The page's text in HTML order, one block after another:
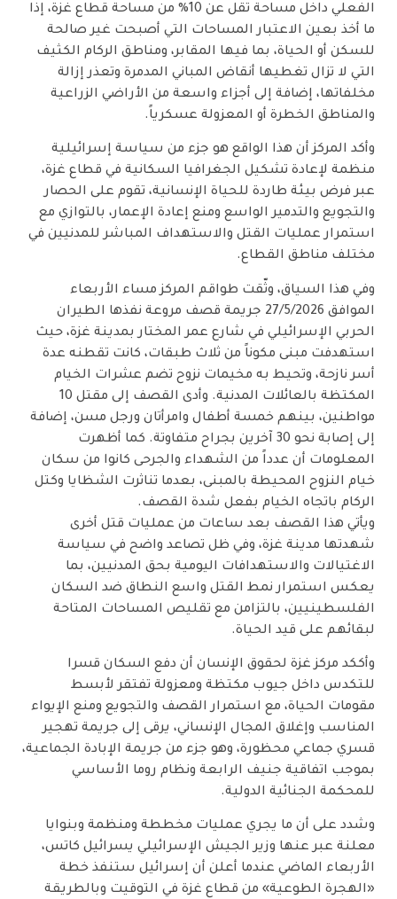
الفعلي داخل مساحة تقل عن 10% من مساحة قطاع غزة، إذا
ما أخذ بعين الاعتبار المساحات التي أصبحت غير صالحة
للسكن أو الحياة، بما فيها المقابر، ومناطق الركام الكثيف
التي لا تزال تغطيها أنقاض المباني المدمرة وتعذر إزالة
مخلفاتها، إضافة إلى أجزاء واسعة من الأراضي الزراعية
والمناطق الخطرة أو المعزولة عسكرياً.
وأكد المركز أن هذا الواقع هو جزء من سياسة إسرائيلية
منظمة لإعادة تشكيل الجغرافيا السكانية في قطاع غزة،
عبر فرض بيئة طاردة للحياة الإنسانية، تقوم على الحصار
والتجويع والتدمير الواسع ومنع إعادة الإعمار، بالتوازي مع
استمرار عمليات القتل والاستهداف المباشر للمدنيين في
مختلف مناطق القطاع.
وفي هذا السياق، وثّقت طواقم المركز مساء الأربعاء
الموافق 27/5/2026 جريمة قصف مروعة نفذها الطيران
الحربي الإسرائيلي في شارع عمر المختار بمدينة غزة، حيث
استهدفت مبنى مكوناً من ثلاث طبقات، كانت تقطنه عدة
أسر نازحة، وتحيط به مخيمات نزوح تضم عشرات الخيام
المكتظة بالعائلات المدنية. وأدى القصف إلى مقتل 10
مواطنين، بينهم خمسة أطفال وامرأتان ورجل مسن، إضافة
إلى إصابة نحو 30 آخرين بجراح متفاوتة. كما أظهرت
المعلومات أن عدداً من الشهداء والجرحى كانوا من سكان
خيام النزوح المحيطة بالمبنى، بعدما تناثرت الشظايا وكتل
الركام باتجاه الخيام بفعل شدة القصف.
ويأتي هذا القصف بعد ساعات من عمليات قتل أخرى
شهدتها مدينة غزة، وفي ظل تصاعد واضح في سياسة
الاغتيالات والاستهدافات اليومية بحق المدنيين، بما
يعكس استمرار نمط القتل واسع النطاق ضد السكان
الفلسطينيين، بالتزامن مع تقليص المساحات المتاحة
لبقائهم على قيد الحياة.
وأككد مركز غزة لحقوق الإنسان أن دفع السكان قسرا
للتكدس داخل جيوب مكتظة ومعزولة تفتقر لأبسط
مقومات الحياة، مع استمرار القصف والتجويع ومنع الإيواء
المناسب وإغلاق المجال الإنساني، يرقى إلى جريمة تهجير
قسري جماعي محظورة، وهو جزء من جريمة الإبادة الجماعية،
بموجب اتفاقية جنيف الرابعة ونظام روما الأساسي
للمحكمة الجنائية الدولية.
وشدد على أن ما يجري عمليات مخططة ومنظمة وبنوايا
معلنة عبر عنها وزير الجيش الإسرائيلي يسرائيل كاتس،
الأربعاء الماضي عندما أعلن أن إسرائيل ستنفذ خطة
«الهجرة الطوعية» من قطاع غزة في التوقيت وبالطريقة